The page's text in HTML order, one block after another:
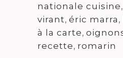
nationale cuisine,
virant, éric marra ,
à la carte,
recette, romarin